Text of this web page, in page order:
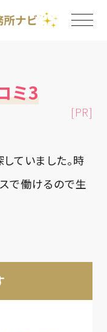
ミ3
[PR]
ていました。時
で働けるので生